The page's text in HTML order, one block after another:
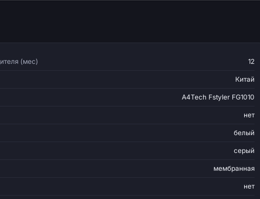
(мес) 12
Китай
A4Tech Fstyler FG1010
нет
белый
серый
мембранная
нет